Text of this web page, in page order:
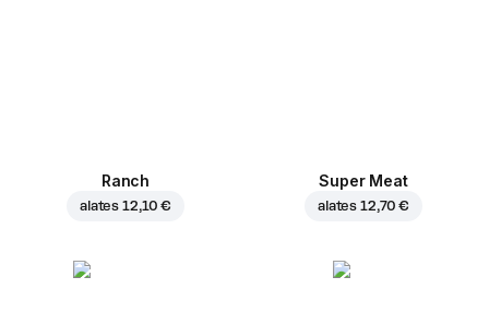
Ranch
alates 12,10 €
Super Meat
alates 12,70 €